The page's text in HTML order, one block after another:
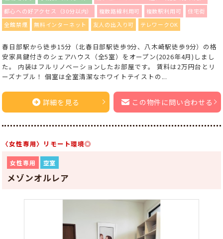
都心への好アクセス（30分以内）
複数路線利用可 複数駅利用可
住宅街
全館禁煙
無料インターネット 友人の出入り可 テレワークOK
春日部駅から徒歩15分（北春日部駅徒歩9分、八木崎駅徒歩9分）の格
安家具鍵付きのシェアハウス（全5室）をオープン(2026年4月)しまし
た。 内装はフルリノベーションしたお部屋です。 賃料は2万円台とリ
ーズナブル！ 個室は全室清潔なホワイトテイストの...
詳細を見る この物件に問い合わせる
〈女性専用〉リモート環境◎
女性専用 空室
メゾンオルレア